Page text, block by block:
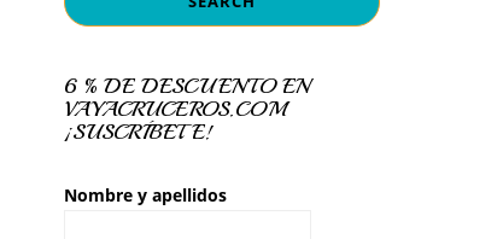
6 % DE DESCUENTO EN
VAYACRUCEROS.COM
¡SUSCRÍBETE!
Nombre y apellidos